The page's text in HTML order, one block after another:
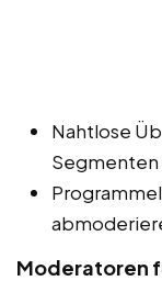
Nahtlose
Segmenten
Moderatoren